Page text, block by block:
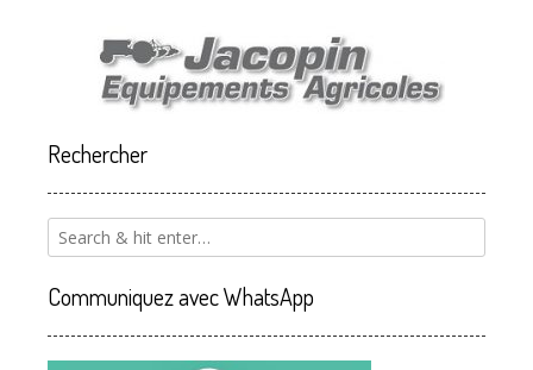
Rechercher
Communiquez avec WhatsApp